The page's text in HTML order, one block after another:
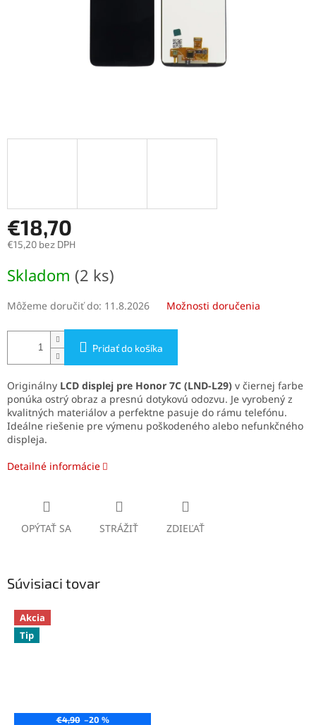
€18,70
€15,20 bez DPH
cena:
Skladom (2 ks)
Môžeme doručiť do: 11.8.2026 Možnosti doručenia
Pridať do košíka
Originálny LCD displej pre Honor 7C (LND-L29) v čiernej farbe
ponúka ostrý obraz a presnú dotykovú odozvu. Je vyrobený z
kvalitných materiálov a perfektne pasuje do rámu telefónu.
Ideálne riešenie pre výmenu poškodeného alebo nefunkčného
displeja.
Detailné informácie
OPÝTAŤ SA STRÁŽIŤ ZDIEĽAŤ
Súvisiaci tovar
Akcia
Tip
€4,90 –20 %